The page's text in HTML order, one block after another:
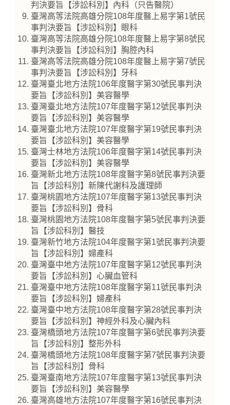
判決要旨【涉訟科別】內科（只告醫院）
臺灣高等法院高雄分院108年度醫上易字第1號民
事判決要旨【涉訟科別】眼科
臺灣高等法院高雄分院108年度醫上易字第8號民
事判決要旨【涉訟科別】胸腔內科
臺灣高等法院高雄分院108年度醫上易字第7號民
事判決要旨【涉訟科別】牙科
臺灣臺北地方法院106年度醫字第30號民事判決
要旨【涉訟科別】美容醫學
臺灣臺北地方法院107年度醫字第12號民事判決
要旨【涉訟科別】美容醫學
臺灣臺北地方法院107年度醫字第19號民事判決
要旨【涉訟科別】美容醫學
臺灣士林地方法院106年度醫字第14號民事判決
要旨【涉訟科別】美容醫學
臺灣新北地方法院108年度醫字第8號民事判決要
旨【涉訟科別】新陳代謝科及護理師
臺灣桃園地方法院107年度醫字第13號民事判決
要旨【涉訟科別】骨科
臺灣桃園地方法院108年度醫字第5號民事判決要
旨【涉訟科別】醫技
臺灣新竹地方法院104年度醫字第1號民事判決要
旨【涉訟科別】婦產科
臺灣臺中地方法院107年度醫字第12號民事判決
要旨【涉訟科別】心臟血管科
臺灣臺中地方法院108年度醫字第11號民事判決
要旨【涉訟科別】婦產科
臺灣臺中地方法院108年度醫字第28號民事判決
要旨【涉訟科別】神經外科及心臟內科
臺灣橋頭地方法院107年度醫字第6號民事判決要
旨【涉訟科別】整形外科
臺灣橋頭地方法院108年度醫字第7號民事判決要
旨【涉訟科別】骨科
臺灣臺南地方法院107年度醫字第13號民事判決
要旨【涉訟科別】美容醫學
臺灣高雄地方法院107年度醫字第16號民事判決